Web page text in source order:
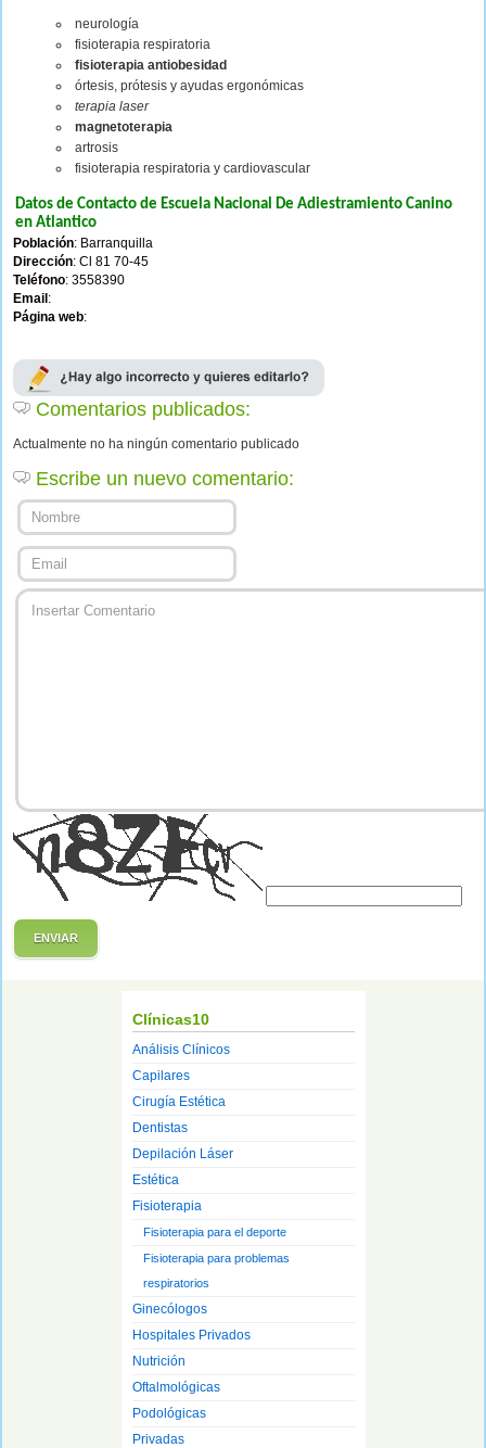
neurología
fisioterapia respiratoria
fisioterapia antiobesidad
órtesis, prótesis y ayudas ergonómicas
terapia laser
magnetoterapia
artrosis
fisioterapia respiratoria y cardiovascular
Datos de Contacto de Escuela Nacional De Adiestramiento Canino
en Atlantico
Población: Barranquilla
Dirección: Cl 81 70-45
Teléfono: 3558390
Email :
Página web:
Comentarios publicados:
Actualmente no ha ningún comentario publicado
Escribe un nuevo comentario:
ENVIAR
Clínicas10
Análisis Clínicos
Capilares
Cirugía Estética
Dentistas
Depilación Láser
Estética
Fisioterapia
Fisioterapia para el deporte
Fisioterapia para problemas
respiratorios
Ginecólogos
Hospitales Privados
Nutrición
Oftalmológicas
Podológicas
Privadas